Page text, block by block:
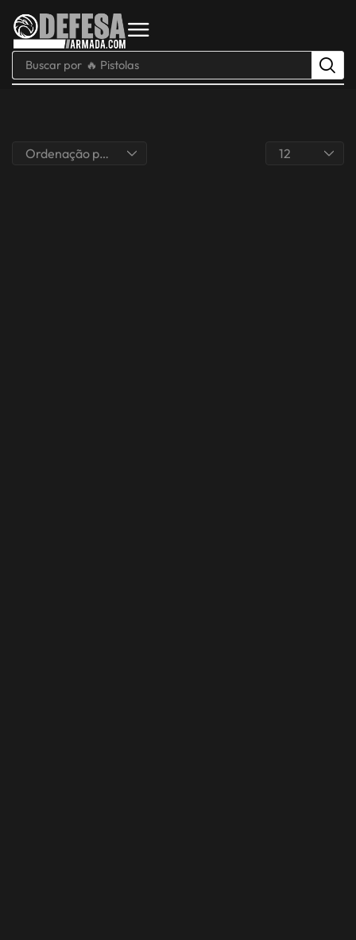
Buscar por 🔥 Pistolas